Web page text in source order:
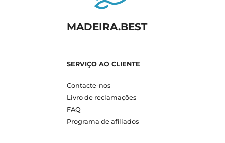
MADEIRA.BEST
SERVIÇO AO CLIENTE
Contacte-nos
Livro de reclamações
FAQ
Programa de afiliados